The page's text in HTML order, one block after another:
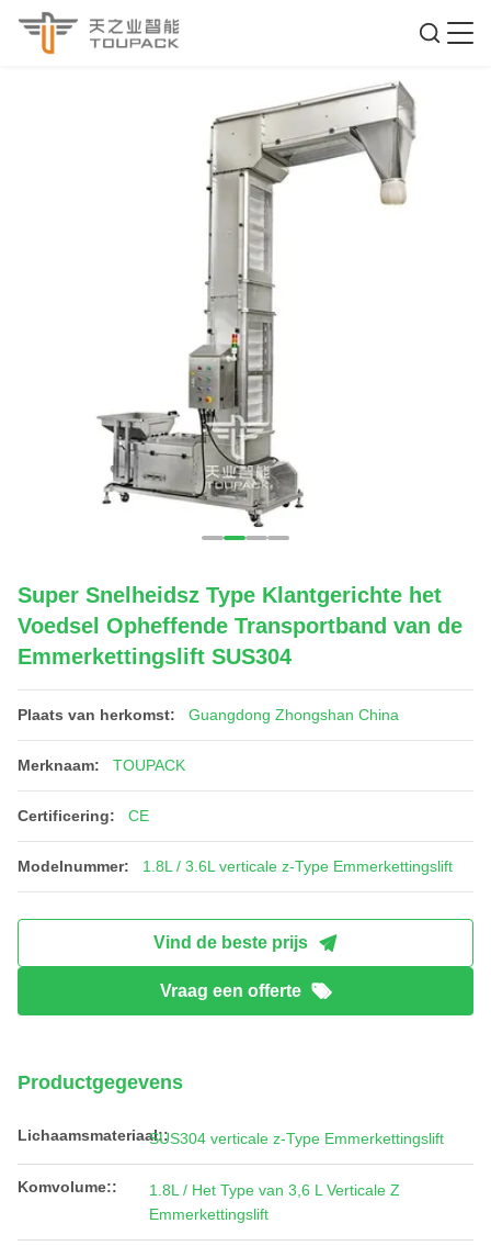
Super Snelheidsz Type Klantgerichte het
Voedsel Opheffende Transportband van de
Emmerkettingslift SUS304
Plaats van herkomst: Guangdong Zhongshan China
Merknaam: TOUPACK
Certificering: CE
Modelnummer: 1.8L / 3.6L verticale z-Type Emmerkettingslift
Vind de beste prijs
Vraag een offerte
Productgegevens
Lichaamsmateriaal::SUS304 verticale z-Type Emmerkettingslift
Komvolume::
1.8L / Het Type van 3,6 L Verticale Z
Emmerkettingslift